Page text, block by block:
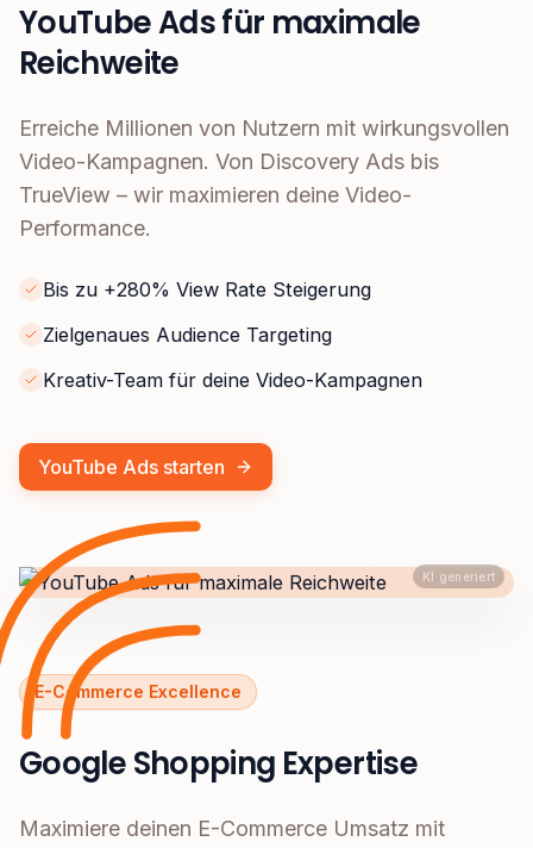
YouTube Ads für maximale
Reichweite
Erreiche Millionen von Nutzern mit wirkungsvollen
Video-Kampagnen. Von Discovery Ads bis
TrueView – wir maximieren deine Video-
Performance.
Bis zu +280% View Rate Steigerung
Zielgenaues Audience Targeting
Kreativ-Team für deine Video-Kampagnen
YouTube Ads starten
KI generiert
E-Commerce Excellence
Google Shopping Expertise
Maximiere deinen E-Commerce Umsatz mit